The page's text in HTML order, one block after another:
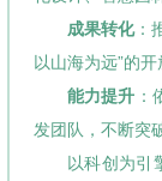
成果转化：
以山海为远”的
能力提升
发团队，不断突
以科创为引